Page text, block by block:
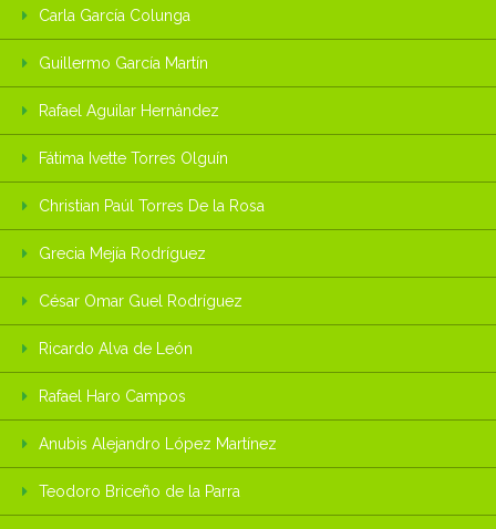
Carla García Colunga
Guillermo García Martín
Rafael Aguilar Hernández
Fátima Ivette Torres Olguín
Christian Paúl Torres De la Rosa
Grecia Mejía Rodríguez
César Omar Guel Rodríguez
Ricardo Alva de León
Rafael Haro Campos
Anubis Alejandro López Martínez
Teodoro Briceño de la Parra